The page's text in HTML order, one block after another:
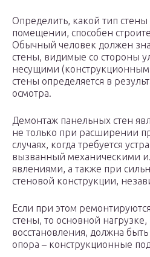
Определить, какой тип
помещении, способен
Обычный человек должен
стены, видимые со стороны
несущими
стены определяется в
осмотра.
Демонтаж панельных стен
не только при расширении
случаях, когда требуется
вызванный механическими
явлениями, а также при
стеновой конструкции,
Если при этом
стены, то основной
восстановления, должна
опора – конструкционные